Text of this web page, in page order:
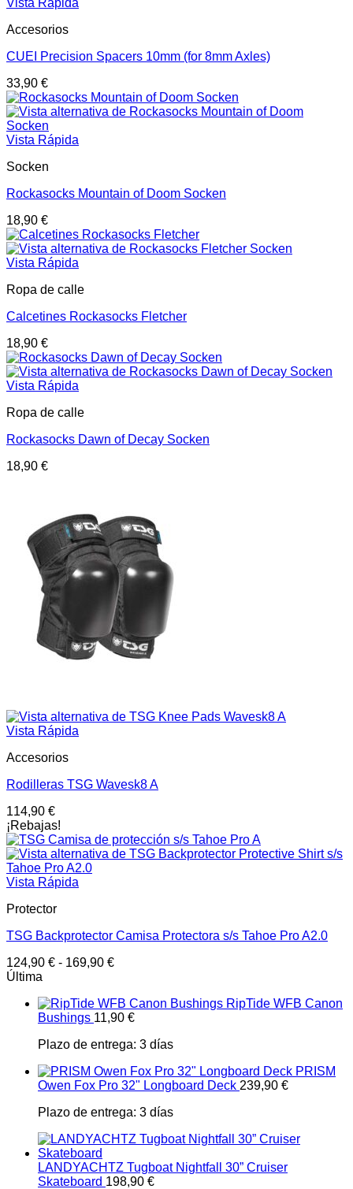
Vista Rápida
Accesorios
CUEI Precision Spacers 10mm (for 8mm Axles)
33,90 €
Vista Rápida
Socken
Rockasocks Mountain of Doom Socken
18,90 €
Vista Rápida
Ropa de calle
Calcetines Rockasocks Fletcher
18,90 €
Vista Rápida
Ropa de calle
Rockasocks Dawn of Decay Socken
18,90 €
Vista Rápida
Accesorios
Rodilleras TSG Wavesk8 A
114,90 €
¡Rebajas!
Vista Rápida
Protector
TSG Backprotector Camisa Protectora s/s Tahoe Pro A2.0
124,90 € - 169,90 €
Última
RipTide WFB Canon
Bushings 11,90 €
Plazo de entrega: 3 días
PRISM
Owen Fox Pro 32" Longboard Deck 239,90 €
Plazo de entrega: 3 días
LANDYACHTZ Tugboat Nightfall 30” Cruiser
Skateboard 198,90 €